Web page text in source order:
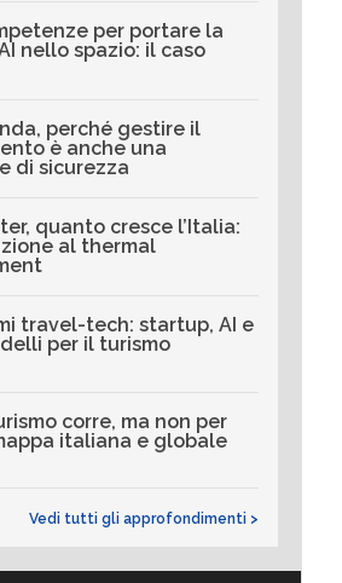
per portare la
nello spazio: il caso
perché gestire il
è anche una
di sicurezza
quanto cresce l’Italia:
al thermal
travel-tech: startup, AI e
per il turismo
corre, ma non per
italiana e globale
Vedi tutti gli approfondimenti >